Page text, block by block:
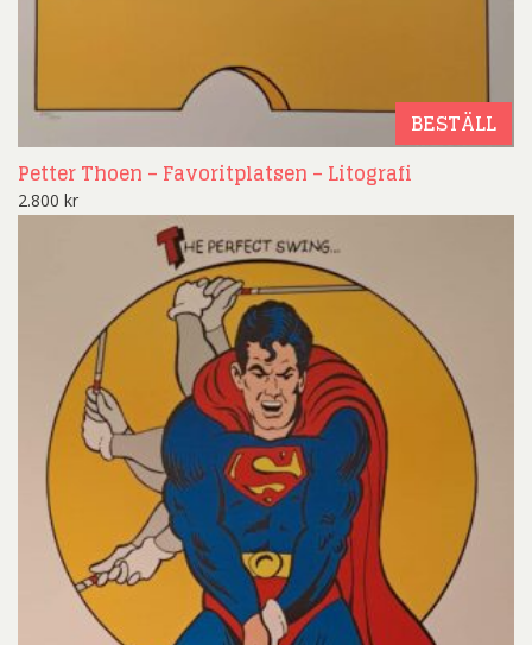
BESTÄLL
Petter Thoen – Favoritplatsen – Litografi
2.800 kr